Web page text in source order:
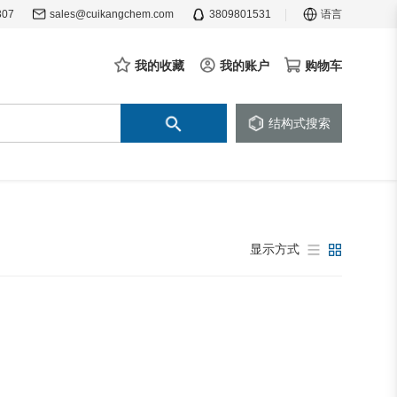
语言
sales@cuikangchem.com 3809801531
我的收藏 我的账户 购物车
结构式搜索
显示方式